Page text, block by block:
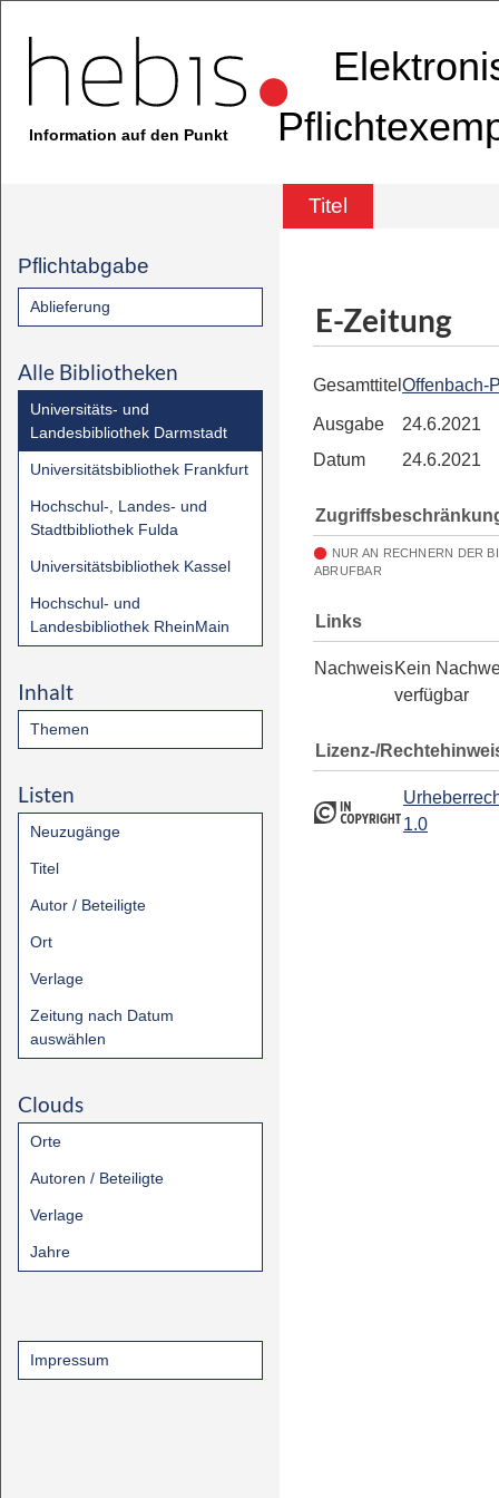
Information auf den Punkt
Titel
Pflichtabgabe
Ablieferung
Alle Bibliotheken
Universitäts- und
Landesbibliothek Darmstadt
Universitätsbibliothek Frankfurt
Hochschul-, Landes- und
Stadtbibliothek Fulda
Universitätsbibliothek Kassel
Hochschul- und
Landesbibliothek RheinMain
Inhalt
Themen
Listen
Neuzugänge
Titel
Autor / Beteiligte
Ort
Verlage
Zeitung nach Datum
auswählen
Clouds
Orte
Autoren / Beteiligte
Verlage
Jahre
Impressum
E-Zeitung
Gesamttitel Offenbach-
Ausgabe
24.6.2021
Datum
24.6.2021
NUR AN RECHNERN DER
ABRUFBAR
Links
NachweisKein
verfügbar
Lizenz-/
1.0